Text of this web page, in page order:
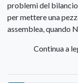
problemi del
per mettere una
assemblea, quando
Continua a